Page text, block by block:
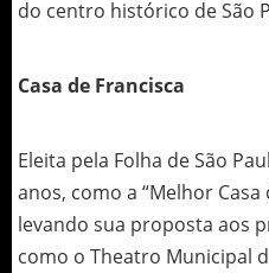
do centro histórico de São
Casa de Francisca
Eleita pela Folha de São
anos, como a “Melhor
levando sua proposta aos
como o Theatro Municipal